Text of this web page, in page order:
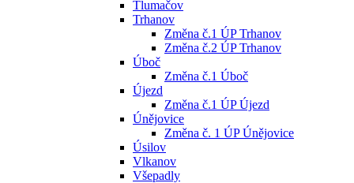
Tlumačov
Trhanov
Změna č.1 ÚP Trhanov
Změna č.2 ÚP Trhanov
Úboč
Změna č.1 Úboč
Újezd
Změna č.1 ÚP Újezd
Únějovice
Změna č. 1 ÚP Únějovice
Úsilov
Vlkanov
Všepadly